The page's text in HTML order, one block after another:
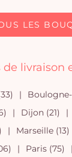
LES
de livraison
Dijon (21)
Marseille (13)
Paris (75)